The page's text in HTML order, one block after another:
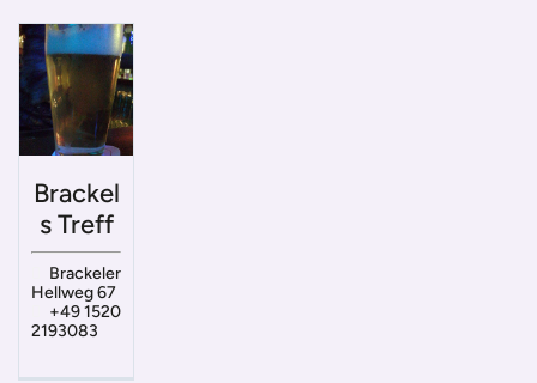
Brackel
s Treff
Brackeler
Hellweg 67
+49 1520
2193083